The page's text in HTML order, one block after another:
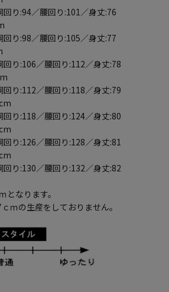
り:94／腰回り:101／身丈:76
り:98／腰回り:105／身丈:77
り:106／腰回り:112／身丈:78
り:112／腰回り:118／身丈:79
り:118／腰回り:124／身丈:80
り:126／腰回り:128／身丈:81
り:130／腰回り:132／身丈:82
なります。
ｍの生産をしておりません。